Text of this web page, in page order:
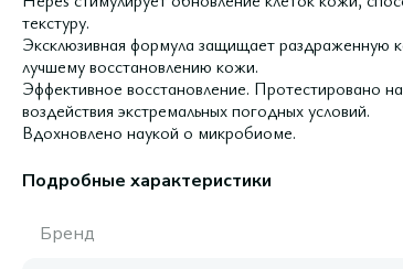
текстуру.
Эксклюзивная формула защищает раздраженную
лучшему восстановлению кожи.
Эффективное восстановление. Протестировано
воздействия экстремальных погодных условий.
Вдохновлено наукой о микробиоме.
Подробные характеристики
Бренд